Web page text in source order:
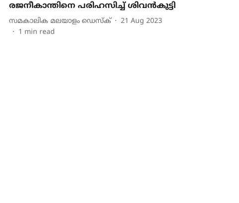
രജനീകാന്തിനെ പരിഹസിച്ച് ശിവൻകുട്ടി
സമകാലിക മലയാളം ഡെസ്ക്
21 Aug 2023
1 min read